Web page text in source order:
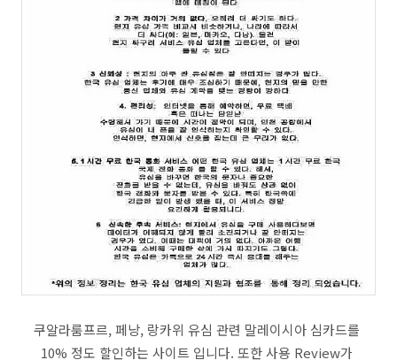
쿠알라룸프르, 페낭, 랑카위 유심 관련 말레이시아 심카드를
10% 정도 할인하는 사이트 입니다. 또한 사용 Review가